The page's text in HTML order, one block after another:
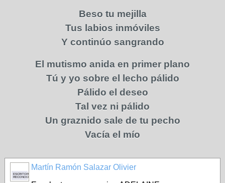
Beso tu mejilla
Tus labios inmóviles
Y continúo sangrando
El mutismo anida en primer plano
Tú y yo sobre el lecho pálido
Pálido el deseo
Tal vez ni pálido
Un graznido sale de tu pecho
Vacía el mío
ESCRITOR
RECONOCIDO
Martín Ramón Salazar Olivier